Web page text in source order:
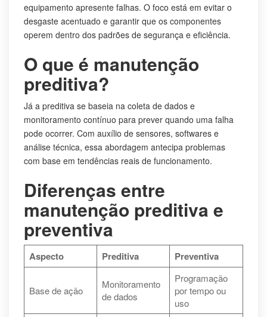
equipamento apresente falhas. O foco está em evitar o
desgaste acentuado e garantir que os componentes
operem dentro dos padrões de segurança e eficiência.
O que é manutenção
preditiva?
Já a preditiva se baseia na coleta de dados e
monitoramento contínuo para prever quando uma falha
pode ocorrer. Com auxílio de sensores, softwares e
análise técnica, essa abordagem antecipa problemas
com base em tendências reais de funcionamento.
Diferenças entre
manutenção preditiva e
preventiva
Aspecto Preditiva Preventiva
Base de ação
Monitoramento
de dados
Programação
por tempo ou
uso